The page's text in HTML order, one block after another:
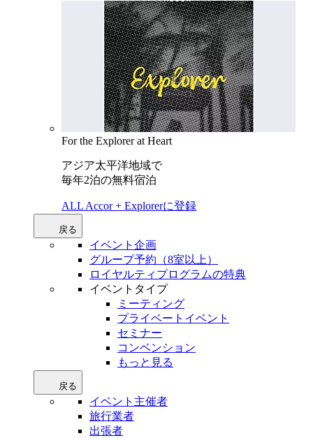
For the Explorer at Heart
アジア太平洋地域で
毎年2泊の無料宿泊
ALL Accor + Explorerに登録
戻る
イベント企画
グループ予約（8室以上）
ロイヤルティプログラムの特典
イベントタイプ
ミーティング
プライベートイベント
セミナー
コンベンション
もっと見る
戻る
イベント主催者
旅行業者
出張者